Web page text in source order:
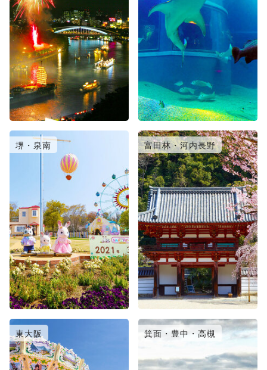
堺・泉南 富田林・河内長野
東大阪 箕面・豊中・高槻